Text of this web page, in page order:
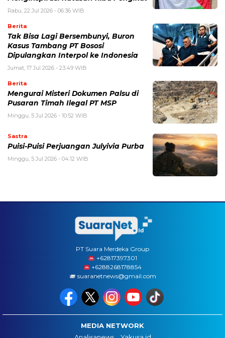
Rabu, 22 Jul 2026 - 06:36 WIB
Berita
Tak Bisa Lagi Bersembunyi, Buron
Kasus Tambang PT Bososi
Dipulangkan Interpol ke Indonesia
Jumat, 17 Jul 2026 - 23:49 WIB
Berita
Mengurai Misteri Dokumen Palsu di
Pusaran Timah Ilegal PT MSP
Minggu, 5 Jul 2026 - 10:52 WIB
Sastra
Puisi-Puisi Perjuangan Julyivia Purba
Minggu, 5 Jul 2026 - 04:12 WIB
PT Suara Merdeka Group
‪+62817397301
+6288268178854
suaranetnews@gmail.com
MEDIA NETWORK